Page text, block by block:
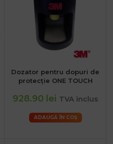
Dozator pentru dopuri de
protecție ONE TOUCH
928.90 lei TVA inclus
ADAUGĂ ÎN COȘ